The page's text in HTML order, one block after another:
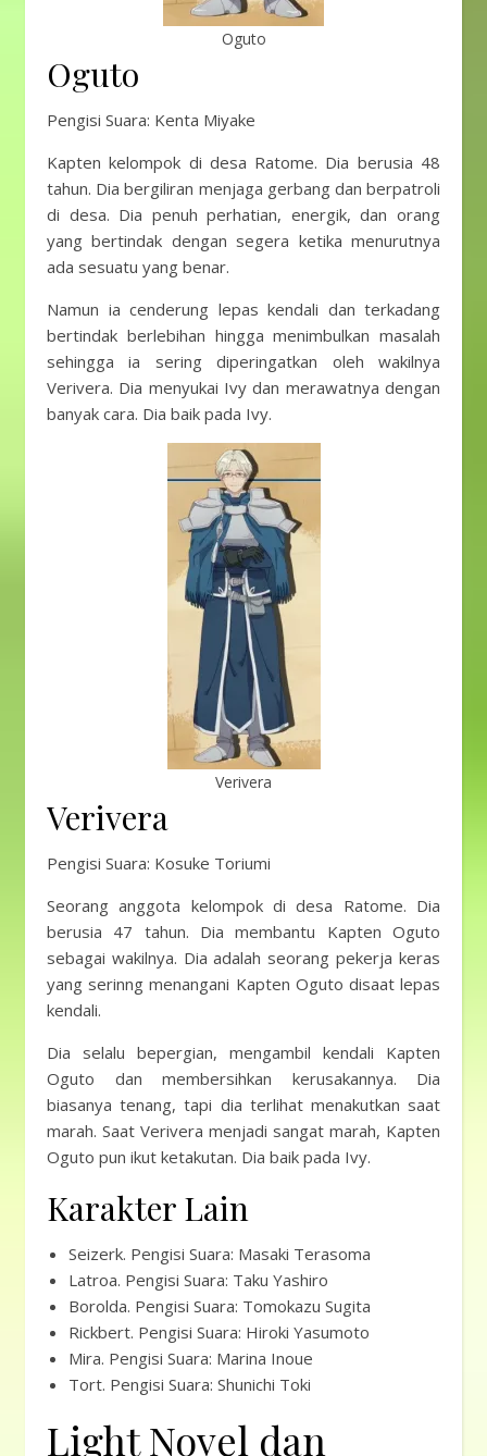
Oguto
Oguto
Pengisi Suara: Kenta Miyake
Kapten kelompok di desa Ratome. Dia berusia 48
tahun. Dia bergiliran menjaga gerbang dan berpatroli
di desa. Dia penuh perhatian, energik, dan orang
yang bertindak dengan segera ketika menurutnya
ada sesuatu yang benar.
Namun ia cenderung lepas kendali dan terkadang
bertindak berlebihan hingga menimbulkan masalah
sehingga ia sering diperingatkan oleh wakilnya
Verivera. Dia menyukai Ivy dan merawatnya dengan
banyak cara. Dia baik pada Ivy.
Verivera
Verivera
Pengisi Suara: Kosuke Toriumi
Seorang anggota kelompok di desa Ratome. Dia
berusia 47 tahun. Dia membantu Kapten Oguto
sebagai wakilnya. Dia adalah seorang pekerja keras
yang serinng menangani Kapten Oguto disaat lepas
kendali.
Dia selalu bepergian, mengambil kendali Kapten
Oguto dan membersihkan kerusakannya. Dia
biasanya tenang, tapi dia terlihat menakutkan saat
marah. Saat Verivera menjadi sangat marah, Kapten
Oguto pun ikut ketakutan. Dia baik pada Ivy.
Karakter Lain
Seizerk. Pengisi Suara: Masaki Terasoma
Latroa. Pengisi Suara: Taku Yashiro
Borolda. Pengisi Suara: Tomokazu Sugita
Rickbert. Pengisi Suara: Hiroki Yasumoto
Mira. Pengisi Suara: Marina Inoue
Tort. Pengisi Suara: Shunichi Toki
Light Novel dan